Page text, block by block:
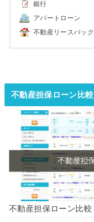
銀行
アパートローン
不動産リースバック
不動産担保ローン比較
不動産担保ローン比較